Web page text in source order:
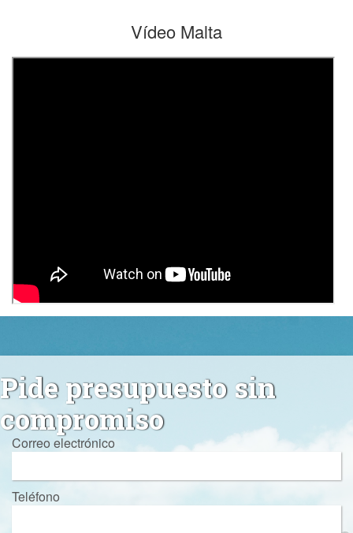
Vídeo Malta
Pide presupuesto sin
compromiso
Correo electrónico
Teléfono